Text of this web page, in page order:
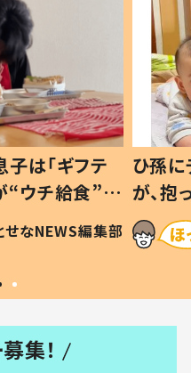
は「ギフテ
“ウチ給食”を
#令和の親
せなNEWS編集部
ひ孫
が、
「涙が
い」
集！